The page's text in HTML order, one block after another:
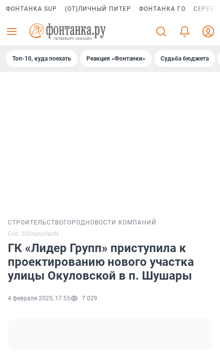
ФОНТАНКА SUP (ОТ)ЛИЧНЫЙ ПИТЕР ФОНТАНКА ГО
Топ-10, куда поехать Реакция «Фонтанки» Судьба бюджета
СТРОИТЕЛЬСТВО ГОРОД НОВОСТИ КОМПАНИЙ
Erid: 2SDnjeuHaoN
ГК «Лидер Групп» приступила к
проектированию нового участка
улицы Окуловской в п. Шушары
4 февраля 2025, 17:55 7 029